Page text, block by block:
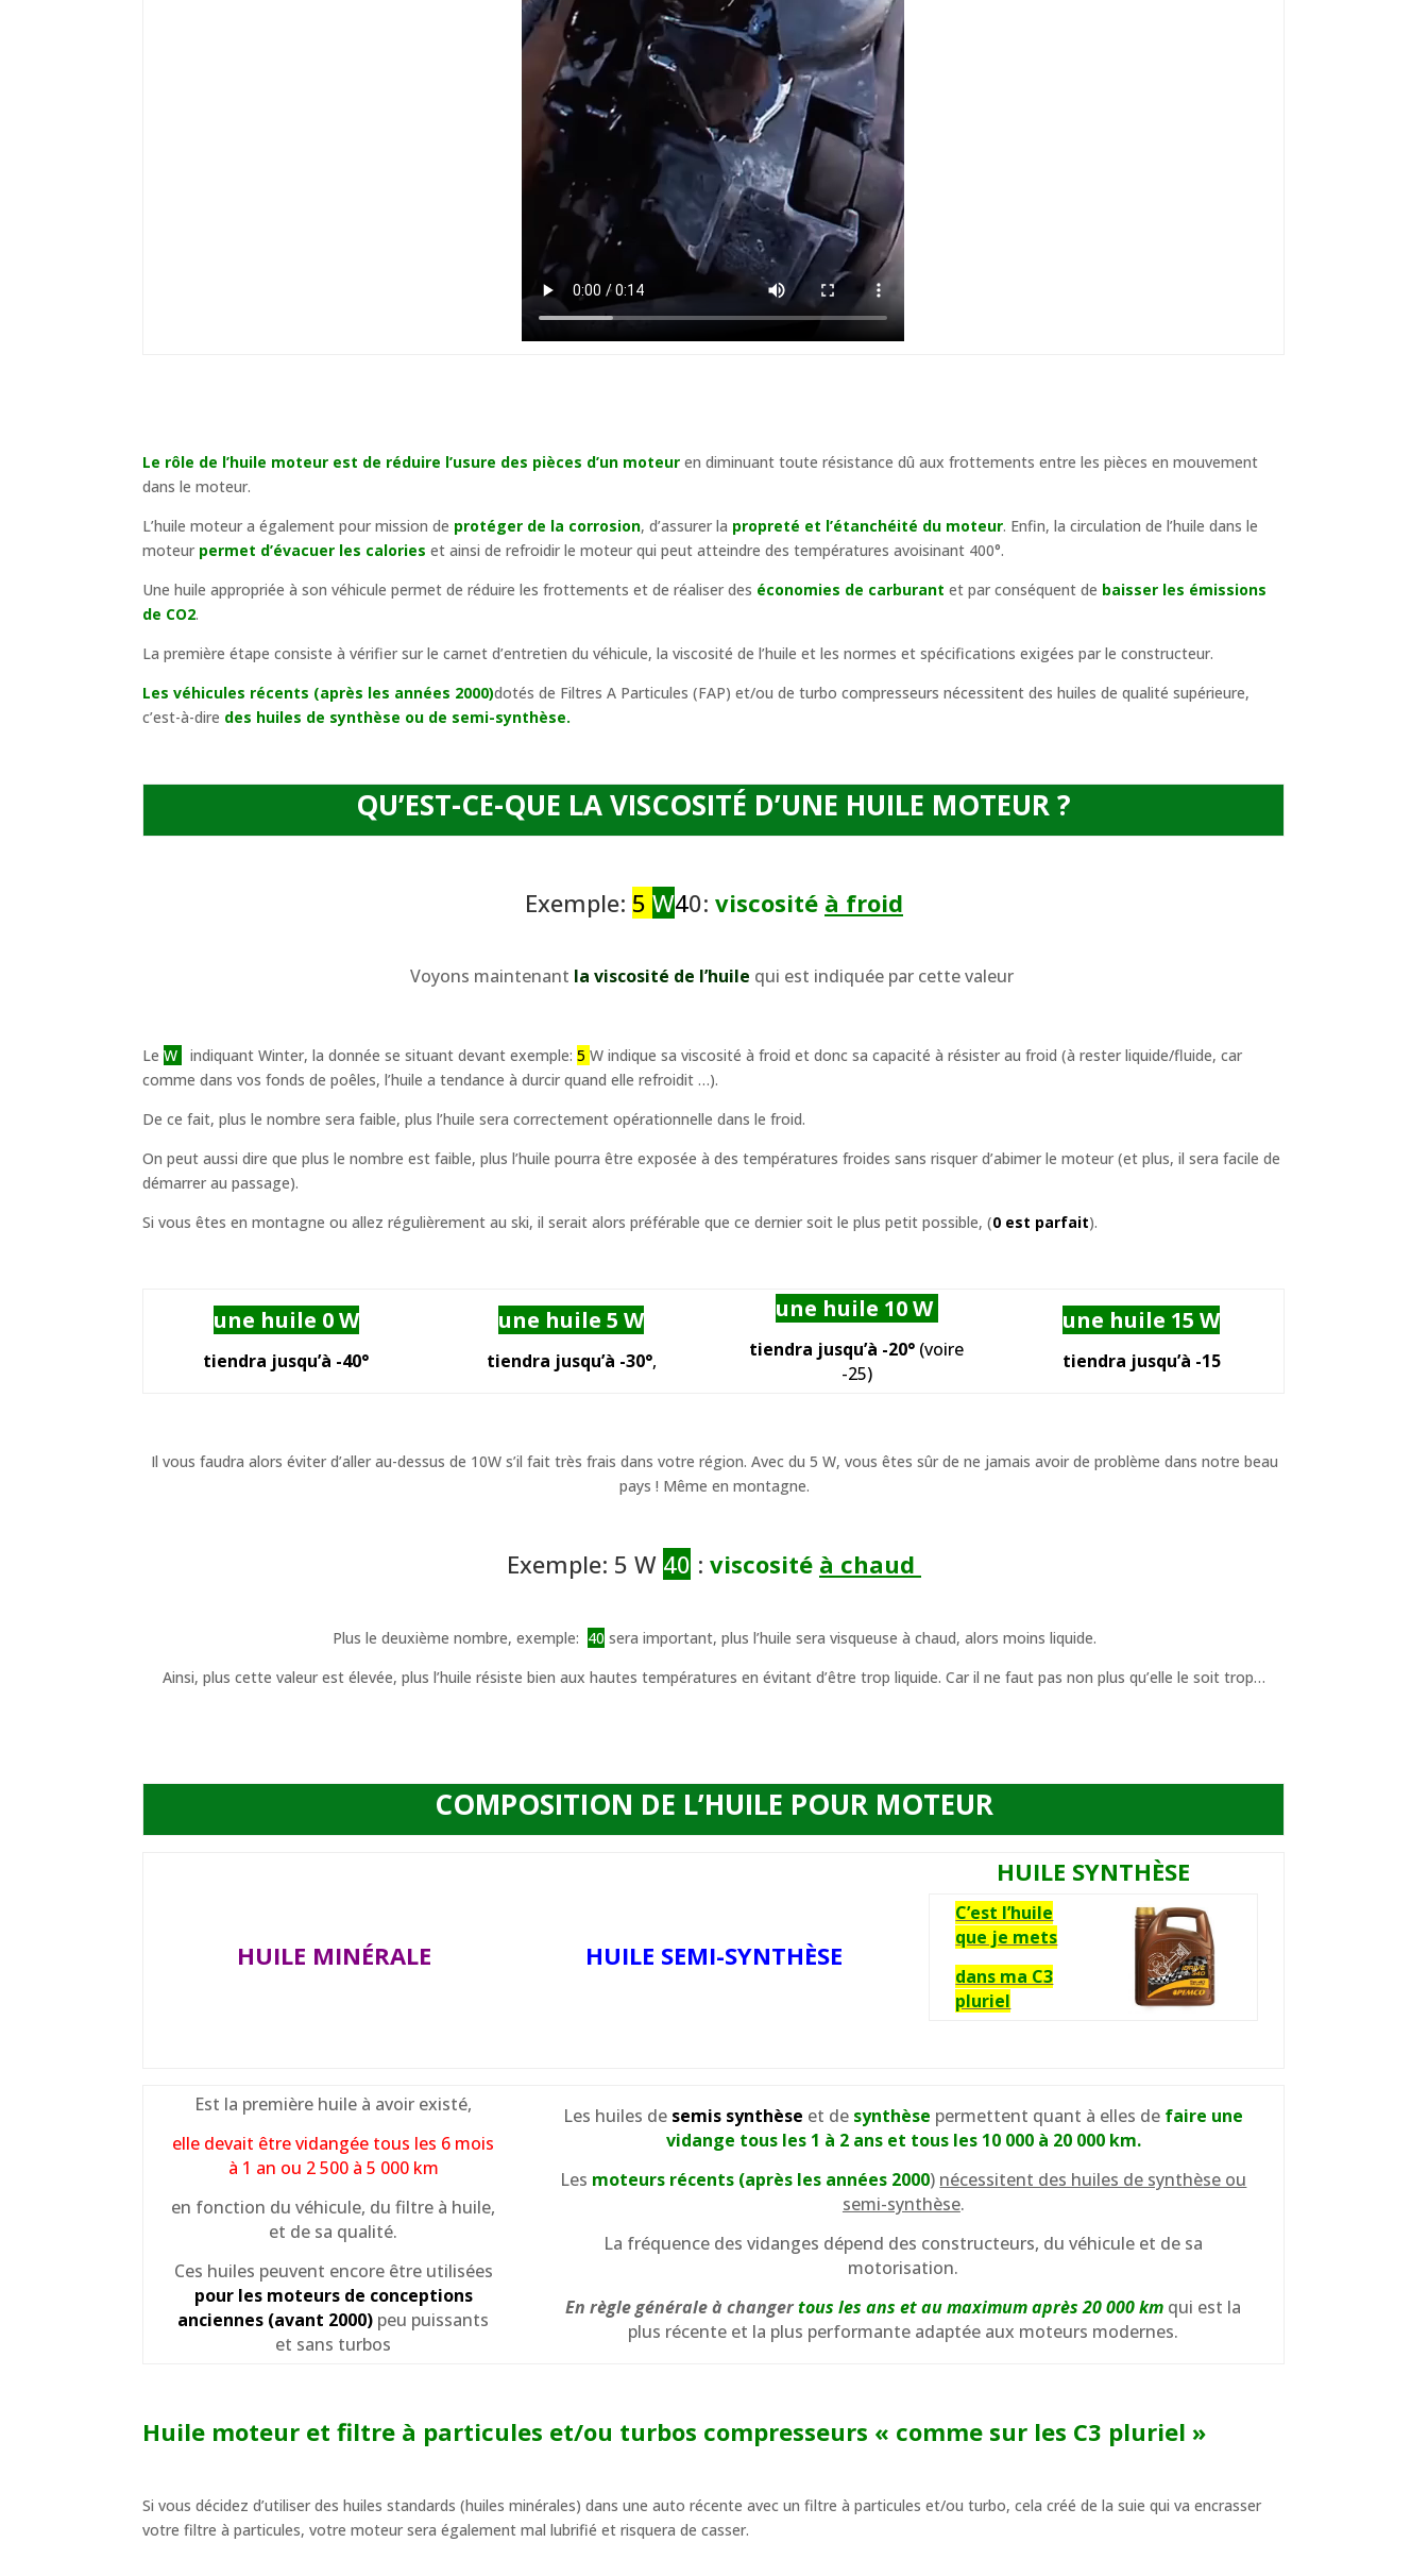
Le rôle de l’huile moteur est de réduire l’usure des pièces d’un moteur en diminuant toute résistance dû aux frottements entre les pièces en mouvement
dans le moteur.
L’huile moteur a également pour mission de protéger de la corrosion, d’assurer la propreté et l’étanchéité du moteur. Enfin, la circulation de l’huile dans le
moteur permet d’évacuer les calories et ainsi de refroidir le moteur qui peut atteindre des températures avoisinant 400°.
Une huile appropriée à son véhicule permet de réduire les frottements et de réaliser des économies de carburant et par conséquent de baisser les émissions
de CO2.
La première étape consiste à vérifier sur le carnet d’entretien du véhicule, la viscosité de l’huile et les normes et spécifications exigées par le constructeur.
Les véhicules récents (après les années 2000)dotés de Filtres A Particules (FAP) et/ou de turbo compresseurs nécessitent des huiles de qualité supérieure,
c’est-à-dire des huiles de synthèse ou de semi-synthèse.
QU’EST-CE-QUE LA VISCOSITÉ D’UNE HUILE MOTEUR ?
Exemple: 5 W40: viscosité à froid
Voyons maintenant la viscosité de l’huile qui est indiquée par cette valeur
LeW indiquant Winter, la donnée se situant devant exemple:5W indique sa viscosité à froid et donc sa capacité à résister au froid (à rester liquide/fluide, car
comme dans vos fonds de poêles, l’huile a tendance à durcir quand elle refroidit …).
De ce fait, plus le nombre sera faible, plus l’huile sera correctement opérationnelle dans le froid.
On peut aussi dire que plus le nombre est faible, plus l’huile pourra être exposée à des températures froides sans risquer d’abimer le moteur (et plus, il sera facile de
démarrer au passage).
Si vous êtes en montagne ou allez régulièrement au ski, il serait alors préférable que ce dernier soit le plus petit possible, (0 est parfait).
une huile 0 W
tiendra jusqu’à -40°
une huile 5 W
tiendra jusqu’à -30°,
une huile 10 W
tiendra jusqu’à -20° (voire
-25)
une huile 15 W
tiendra jusqu’à -15
Il vous faudra alors éviter d’aller au-dessus de 10W s’il fait très frais dans votre région. Avec du 5 W, vous êtes sûr de ne jamais avoir de problème dans notre beau
pays ! Même en montagne.
Exemple: 5 W 40 : viscosité à chaud
Plus le deuxième nombre, exemple: 40 sera important, plus l’huile sera visqueuse à chaud, alors moins liquide.
Ainsi, plus cette valeur est élevée, plus l’huile résiste bien aux hautes températures en évitant d’être trop liquide. Car il ne faut pas non plus qu’elle le soit trop…
COMPOSITION DE L’HUILE POUR MOTEUR
HUILE MINÉRALE HUILE SEMI-SYNTHÈSE
HUILE SYNTHÈSE
C’est l’huile
que je mets
dans ma C3
pluriel
Est la première huile à avoir existé,
elle devait être vidangée tous les 6 mois
à 1 an ou 2 500 à 5 000 km
en fonction du véhicule, du filtre à huile,
et de sa qualité.
Ces huiles peuvent encore être utilisées
pour les moteurs de conceptions
anciennes (avant 2000) peu puissants
et sans turbos
Les huiles de semis synthèse et de synthèse permettent quant à elles de faire une
vidange tous les 1 à 2 ans et tous les 10 000 à 20 000 km.
Les moteurs récents (après les années 2000) nécessitent des huiles de synthèse ou
semi-synthèse.
La fréquence des vidanges dépend des constructeurs, du véhicule et de sa
motorisation.
En règle générale à changertous les ans et au maximum après 20 000 km qui est la
plus récente et la plus performante adaptée aux moteurs modernes.
Huile moteur et filtre à particules et/ou turbos compresseurs « comme sur les C3 pluriel »
Si vous décidez d’utiliser des huiles standards (huiles minérales) dans une auto récente avec un filtre à particules et/ou turbo, cela créé de la suie qui va encrasser
votre filtre à particules, votre moteur sera également mal lubrifié et risquera de casser.